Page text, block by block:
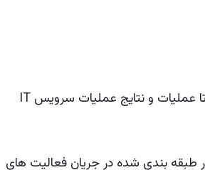
برای اینکه سازمان شما استفاده از ITAM موفق، را در کارنامه خود داشته باشد تا عملیات و نتایج عملیات سرویس IT
طبقه بندی شده در جریان فعالیت های